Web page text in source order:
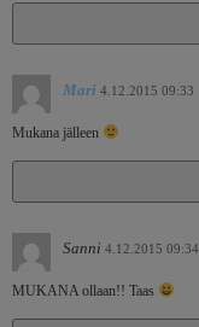
Mari 4.12.2015 09:33
Mukana jälleen
Sanni 4.12.2015 09:34
MUKANA ollaan!! Taas